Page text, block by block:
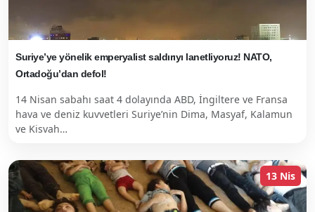
Suriye’ye yönelik emperyalist saldırıyı lanetliyoruz! NATO,
Ortadoğu’dan defol!
14 Nisan sabahı saat 4 dolayında ABD, İngiltere ve Fransa
hava ve deniz kuvvetleri Suriye’nin Dima, Masyaf, Kalamun
ve Kisvah…
13 Nis